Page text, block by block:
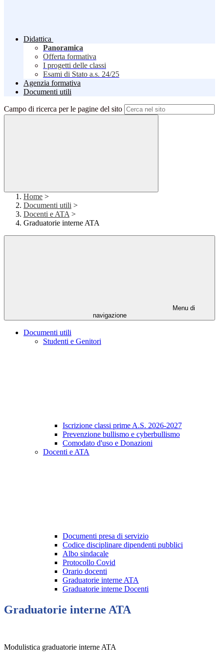
Didattica
Panoramica
Offerta formativa
I progetti delle classi
Esami di Stato a.s. 24/25
Agenzia formativa
Documenti utili
Campo di ricerca per le pagine del sito
Home >
Documenti utili >
Docenti e ATA >
Graduatorie interne ATA
Menu di
navigazione
Documenti utili
Studenti e Genitori
Iscrizione classi prime A.S. 2026-2027
Prevenzione bullismo e cyberbullismo
Comodato d'uso e Donazioni
Docenti e ATA
Documenti presa di servizio
Codice disciplinare dipendenti pubblici
Albo sindacale
Protocollo Covid
Orario docenti
Graduatorie interne ATA
Graduatorie interne Docenti
Graduatorie interne ATA
Modulistica graduatorie interne ATA